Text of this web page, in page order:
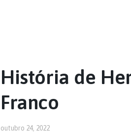
História de
Franco
outubro 24, 2022